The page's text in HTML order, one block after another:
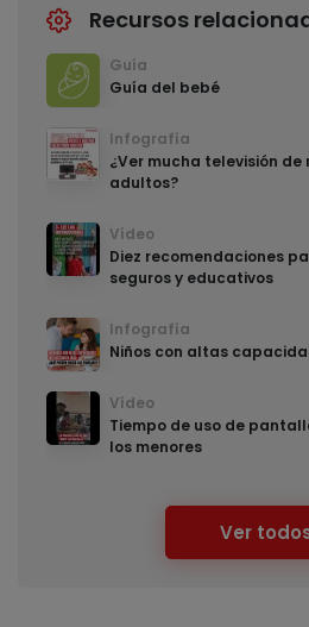
Recursos
Guía
Guía del bebé
Infografía
¿Ver mucha televisión
adultos?
Vídeo
Diez recomendaciones
seguros y educativos
Infografía
Niños con altas
Vídeo
Tiempo de uso de
los menores
Ver